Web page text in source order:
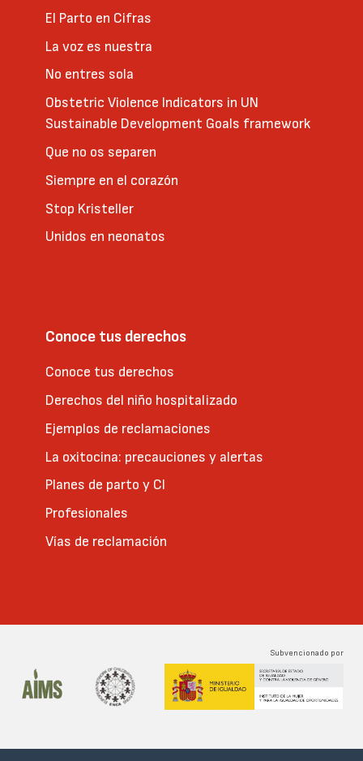
El Parto en Cifras
La voz es nuestra
No entres sola
Obstetric Violence Indicators in UN
Sustainable Development Goals framework
Que no os separen
Siempre en el corazón
Stop Kristeller
Unidos en neonatos
Conoce tus derechos
Conoce tus derechos
Derechos del niño hospitalizado
Ejemplos de reclamaciones
La oxitocina: precauciones y alertas
Planes de parto y CI
Profesionales
Vías de reclamación
Subvencionado por